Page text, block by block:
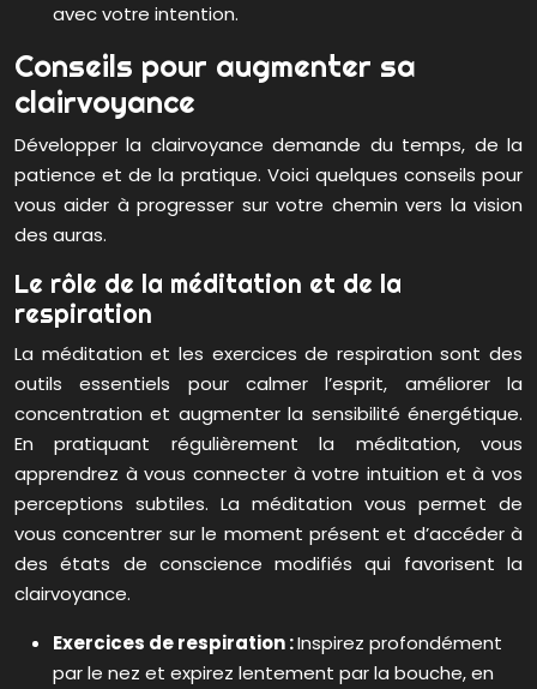
avec votre intention.
Conseils pour augmenter sa
clairvoyance
Développer la clairvoyance demande du temps, de la
patience et de la pratique. Voici quelques conseils pour
vous aider à progresser sur votre chemin vers la vision
des auras.
Le rôle de la méditation et de la
respiration
La méditation et les exercices de respiration sont des
outils essentiels pour calmer l’esprit, améliorer la
concentration et augmenter la sensibilité énergétique.
En pratiquant régulièrement la méditation, vous
apprendrez à vous connecter à votre intuition et à vos
perceptions subtiles. La méditation vous permet de
vous concentrer sur le moment présent et d’accéder à
des états de conscience modifiés qui favorisent la
clairvoyance.
Exercices de respiration :Inspirez profondément
par le nez et expirez lentement par la bouche, en